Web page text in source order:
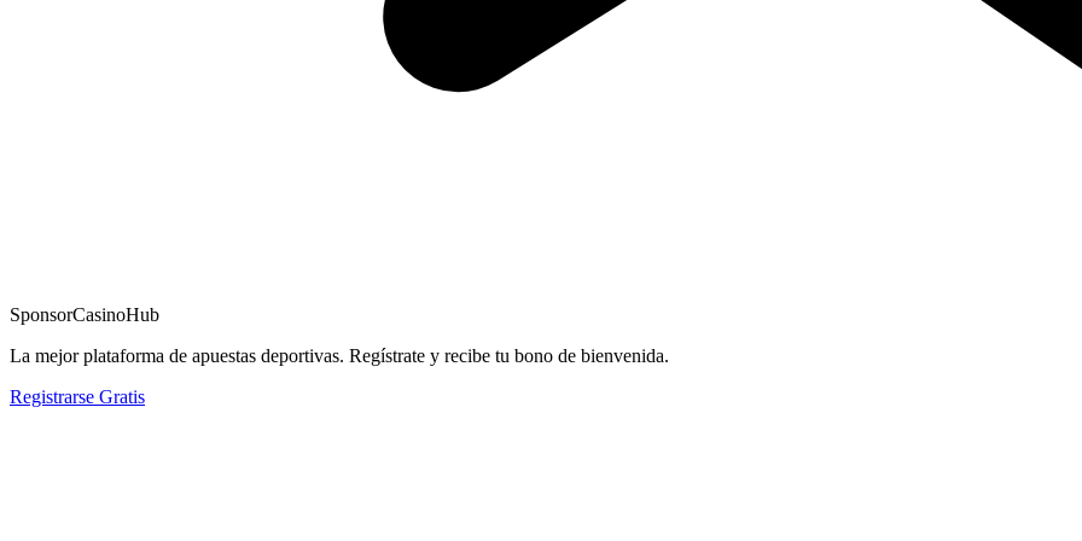
SponsorCasinoHub
La mejor plataforma de apuestas deportivas. Regístrate y recibe tu bono de bienvenida.
Registrarse Gratis